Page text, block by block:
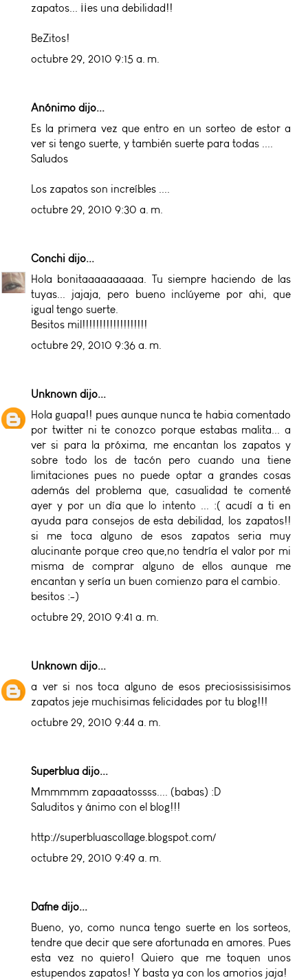
zapatos... ¡¡es una debilidad!!
BeZitos!
octubre 29, 2010 9:15 a. m.
Anónimo dijo...
Es la primera vez que entro en un sorteo de estor a
ver si tengo suerte, y también suerte para todas ....
Saludos
Los zapatos son increíbles ....
octubre 29, 2010 9:30 a. m.
Conchi dijo...
Hola bonitaaaaaaaaaa. Tu siempre haciendo de las
tuyas... jajaja, pero bueno inclúyeme por ahi, que
igual tengo suerte.
Besitos mil!!!!!!!!!!!!!!!!!!!
octubre 29, 2010 9:36 a. m.
Unknown dijo...
Hola guapa!! pues aunque nunca te habia comentado
por twitter ni te conozco porque estabas malita... a
ver si para la próxima, me encantan los zapatos y
sobre todo los de tacón pero cuando una tiene
limitaciones pues no puede optar a grandes cosas
además del problema que, casualidad te comenté
ayer y por un día que lo intento ... :( acudí a ti en
ayuda para consejos de esta debilidad, los zapatos!!
si me toca alguno de esos zapatos seria muy
alucinante porque creo que,no tendría el valor por mi
misma de comprar alguno de ellos aunque me
encantan y sería un buen comienzo para el cambio.
besitos :-)
octubre 29, 2010 9:41 a. m.
Unknown dijo...
a ver si nos toca alguno de esos preciosissisisimos
zapatos jeje muchisimas felicidades por tu blog!!!
octubre 29, 2010 9:44 a. m.
Superblua dijo...
Mmmmmm zapaaatossss.... (babas) :D
Saluditos y ánimo con el blog!!!
http://superbluascollage.blogspot.com/
octubre 29, 2010 9:49 a. m.
Dafne dijo...
Bueno, yo, como nunca tengo suerte en los sorteos,
tendre que decir que sere afortunada en amores. Pues
esta vez no quiero! Quiero que me toquen unos
estupendos zapatos! Y basta ya con los amorios jaja!